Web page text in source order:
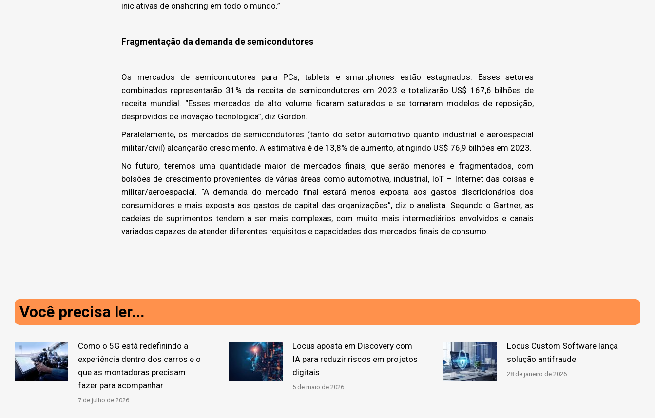
iniciativas de onshoring em todo o mundo.”
Fragmentação da demanda de semicondutores
Os mercados de semicondutores para PCs, tablets e smartphones estão estagnados. Esses setores
combinados representarão 31% da receita de semicondutores em 2023 e totalizarão US$ 167,6 bilhões de
receita mundial. “Esses mercados de alto volume ficaram saturados e se tornaram modelos de reposição,
desprovidos de inovação tecnológica”, diz Gordon.
Paralelamente, os mercados de semicondutores (tanto do setor automotivo quanto industrial e aeroespacial
militar/civil) alcançarão crescimento. A estimativa é de 13,8% de aumento, atingindo US$ 76,9 bilhões em 2023.
No futuro, teremos uma quantidade maior de mercados finais, que serão menores e fragmentados, com
bolsões de crescimento provenientes de várias áreas como automotiva, industrial, IoT – Internet das coisas e
militar/aeroespacial. “A demanda do mercado final estará menos exposta aos gastos discricionários dos
consumidores e mais exposta aos gastos de capital das organizações”, diz o analista. Segundo o Gartner, as
cadeias de suprimentos tendem a ser mais complexas, com muito mais intermediários envolvidos e canais
variados capazes de atender diferentes requisitos e capacidades dos mercados finais de consumo.
Você precisa ler...
Como o 5G está redefinindo a
experiência dentro dos carros e o
que as montadoras precisam
fazer para acompanhar
7 de julho de 2026
Locus aposta em Discovery com
IA para reduzir riscos em projetos
digitais
5 de maio de 2026
Locus Custom Software lança
solução antifraude
28 de janeiro de 2026